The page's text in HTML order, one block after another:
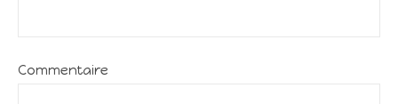
Commentaire